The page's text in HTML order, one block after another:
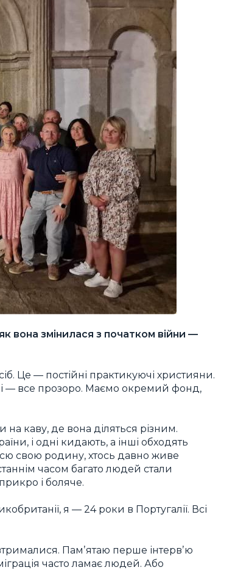
вона змінилася з початком війни —
Це — постійні практикуючі християни.
— все прозоро. Маємо окремий фонд,
каву, де вона діляться різним.
і одні кидають, а інші обходять
свою родину, хтось давно живе
часом багато людей стали
і боляче.
я — 24 роки в Португалії. Всі
Памʼятаю перше інтервʼю
часто ламає людей. Або